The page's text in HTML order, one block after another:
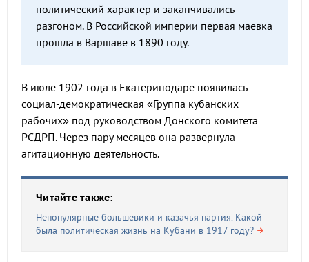
политический характер и заканчивались
разгоном. В Российской империи первая маевка
прошла в Варшаве в 1890 году.
В июле 1902 года в Екатеринодаре появилась
социал-демократическая «Группа кубанских
рабочих» под руководством Донского комитета
РСДРП. Через пару месяцев она развернула
агитационную деятельность.
Читайте также:
Непопулярные большевики и казачья партия. Какой
была политическая жизнь на Кубани в 1917 году?